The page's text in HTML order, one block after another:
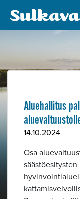
Aluehallitus
14.10.2024
Osa